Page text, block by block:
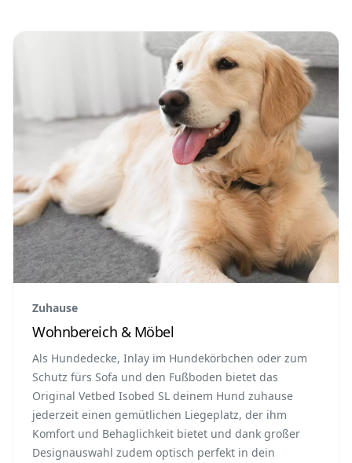
Zuhause
Wohnbereich & Möbel
Als Hundedecke, Inlay im Hundekörbchen oder zum
Schutz fürs Sofa und den Fußboden bietet das
Original Vetbed Isobed SL deinem Hund zuhause
jederzeit einen gemütlichen Liegeplatz, der ihm
Komfort und Behaglichkeit bietet und dank großer
Designauswahl zudem optisch perfekt in dein